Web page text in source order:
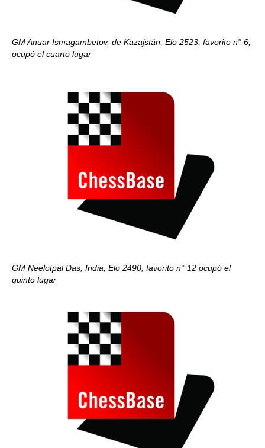
GM Anuar Ismagambetov, de Kazajstán, Elo 2523, favorito n° 6,
ocupó el cuarto lugar
GM Neelotpal Das, India, Elo 2490, favorito n° 12 ocupó el
quinto lugar